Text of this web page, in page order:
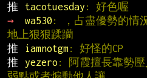
推
tacotuesday : 好色喔
→
wa530 : ，占盡優勢的情
地上狠狠蹂躪
推
iamnotgm: 好怪的CP
推
yezero : 阿霞擅長靠勢